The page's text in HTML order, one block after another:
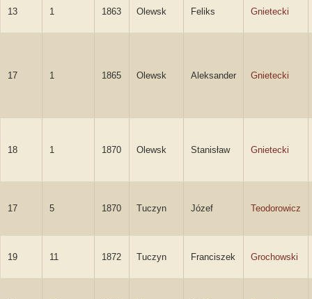
13 1 1863 Olewsk Feliks Gnietecki
17 1 1865 Olewsk Aleksander Gnietecki
18 1 1870 Olewsk Stanisław Gnietecki
17 5 1870 Tuczyn Józef Teodorowicz
19 11 1872 Tuczyn Franciszek Grochowski